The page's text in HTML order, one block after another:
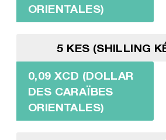
ORIENTALES)
5 KES (SHILLING
0,09 XCD (DOLLAR
DES CARAÏBES
ORIENTALES)